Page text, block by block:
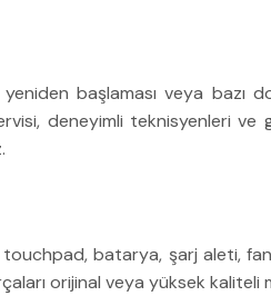
yeniden başlaması veya bazı
deneyimli teknisyenleri
touchpad, batarya, şarj aleti,
orijinal veya yüksek